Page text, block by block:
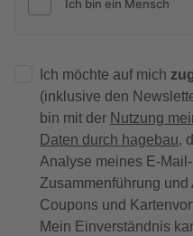
Ich möchte auf mich
(inklusive den
bin mit der Nutzung
Daten durch hagebau,
Analyse meines E-
Zusammenführung
Coupons und
Mein Einverständnis